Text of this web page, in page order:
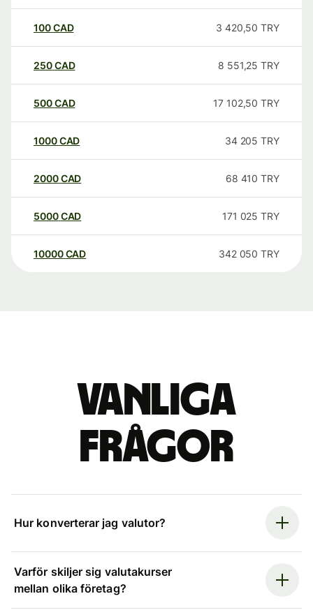
100CAD 3 420,50 TRY
250CAD 8 551,25 TRY
500CAD 17 102,50 TRY
1000CAD 34 205 TRY
2000CAD 68 410 TRY
5000CAD 171 025 TRY
10000 CAD 342 050 TRY
Vanliga
frågor
Hur konverterar jag valutor?
Varför skiljer sig valutakurser
mellan olika företag?